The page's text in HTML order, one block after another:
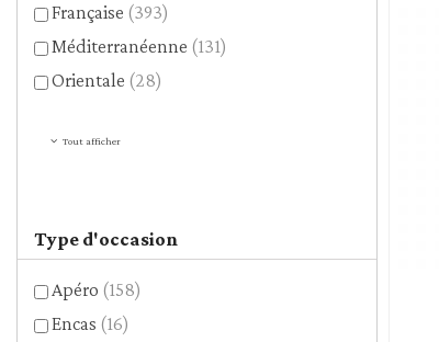
Française (393)
Méditerranéenne (131)
Orientale (28)
Tout afficher
Type d'occasion
Apéro (158)
Encas (16)